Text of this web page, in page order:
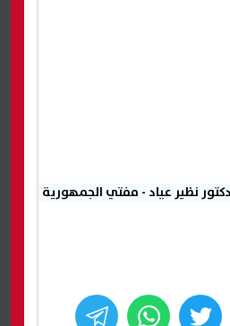
نظير عياد - مفتي الجمهورية